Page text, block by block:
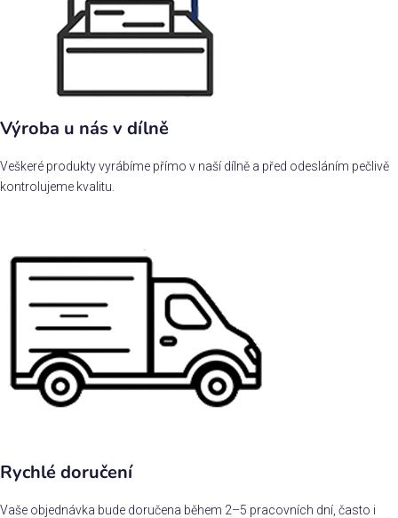
Výroba u nás v dílně
Veškeré produkty vyrábíme přímo v naší dílně a před odesláním pečlivě
kontrolujeme kvalitu.
Rychlé doručení
Vaše objednávka bude doručena během 2–5 pracovních dní, často i